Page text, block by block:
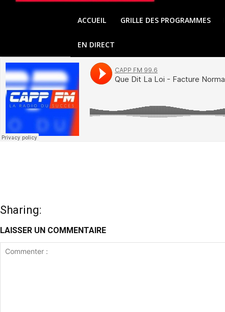
ACCUEIL GRILLE DES PROGRAMMES
EN DIRECT
Sharing:
LAISSER UN COMMENTAIRE